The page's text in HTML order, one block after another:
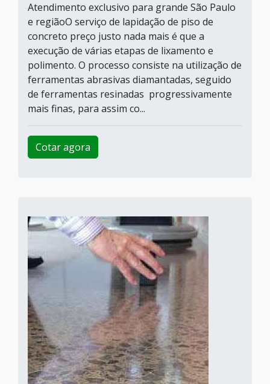
Atendimento exclusivo para grande São Paulo
e regiãoO serviço de lapidação de piso de
concreto preço justo nada mais é que a
execução de várias etapas de lixamento e
polimento. O processo consiste na utilização de
ferramentas abrasivas diamantadas, seguido
de ferramentas resinadas progressivamente
mais finas, para assim co...
Cotar agora